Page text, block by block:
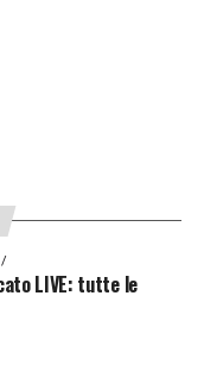
LIVE: tutte le